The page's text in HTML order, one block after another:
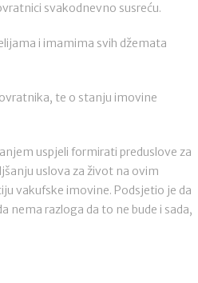
svakodnevno susreću.
i imamima svih džemata
te o stanju imovine
uspjeli formirati preduslove za
uslova za život na ovim
vakufske imovine. Podsjetio je da
nema razloga da to ne bude i sada,